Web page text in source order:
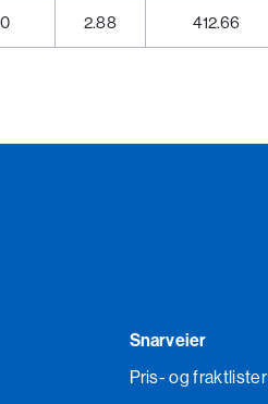
2.88 412.66
Snarveier
Pris- og fraktlister